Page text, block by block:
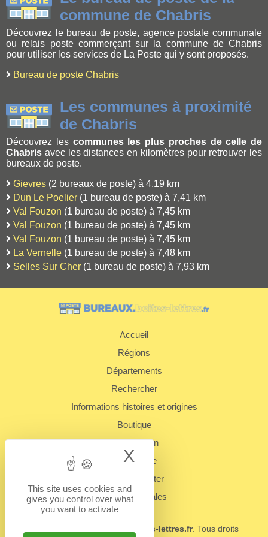
commune de Chabris
Découvrez le bureau de poste, agence postale communale
ou relais poste commerçant sur la commune de Chabris
pour utiliser les services de La Poste qui y sont proposés.
Bureau de poste Chabris
Les communes à proximité
de Chabris
Découvrez les communes les plus proches de celle de
Chabris avec les distances en kilomètres pour retrouver les
bureaux de poste.
Gievres (2 bureaux de poste) à 4,19 km
Dun Le Poelier (1 bureau de poste) à 7,41 km
Val Fouzon (1 bureau de poste) à 7,45 km
Val Fouzon (1 bureau de poste) à 7,45 km
Val Fouzon (1 bureau de poste) à 7,45 km
La Vernelle (1 bureau de poste) à 7,48 km
Selles Sur Cher (1 bureau de poste) à 7,93 km
Accueil
Régions
Départements
Rechercher
Informations histoires et origines
Boutique
Présentation
Plan du site
Nous contacter
Mentions légales
BUREAUX.boites-lettres.fr. Tous droits
This site uses cookies and
gives you control over what
you want to activate
X Hide cookie